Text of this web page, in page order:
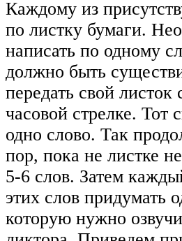
Каждому из
по листку бумаги.
написать по одному
должно быть
передать свой листок
часовой стрелке. Тот
одно слово. Так
пор, пока не листке
5-6 слов. Затем
этих слов придумать
которую нужно